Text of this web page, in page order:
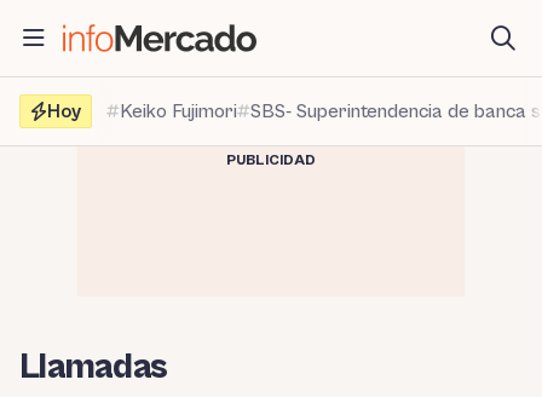
contenido
Hoy
Keiko Fujimori SBS- Superintendencia de banca
PUBLICIDAD
Llamadas